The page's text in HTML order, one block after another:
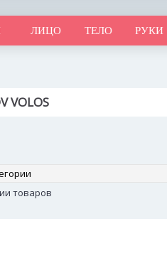
ЛИЦО ТЕЛО РУКИ
VOLOS
товаров